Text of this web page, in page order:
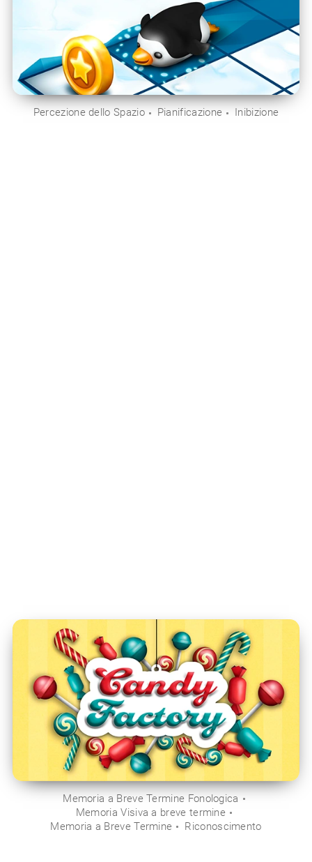
Percezione dello Spazio Pianificazione Inibizione
Memoria a Breve Termine Fonologica
Memoria Visiva a breve termine
Memoria a Breve Termine
Riconoscimento